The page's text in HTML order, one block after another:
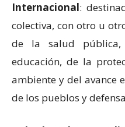
Internacional:
colectiva, con otro u
de la salud
educación, de la
ambiente y del avance
de los pueblos y